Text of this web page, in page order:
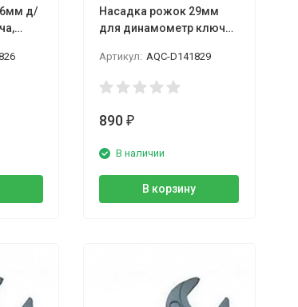
д/
Насадка рожок 29мм
для динамометр ключа,
LICOTA
Артикул: AQC-D141829
890 ₽
В наличии
В корзину